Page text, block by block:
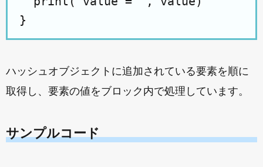
ハッシュオブジェクトに追加されている要素を順に
取得し、要素の値をブロック内で処理しています。
サンプルコード